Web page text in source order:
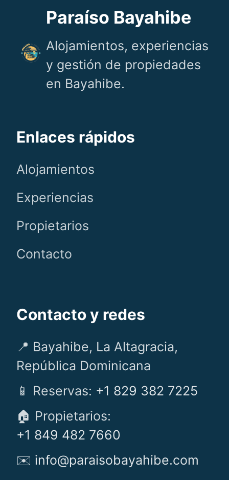
Paraíso Bayahibe
Alojamientos, experiencias
y gestión de propiedades
en Bayahibe.
Enlaces rápidos
Alojamientos
Experiencias
Propietarios
Contacto
Contacto y redes
📍 Bayahibe, La Altagracia,
República Dominicana
📱 Reservas: +1 829 382 7225
🏠 Propietarios:
+1 849 482 7660
✉️ info@paraisobayahibe.com